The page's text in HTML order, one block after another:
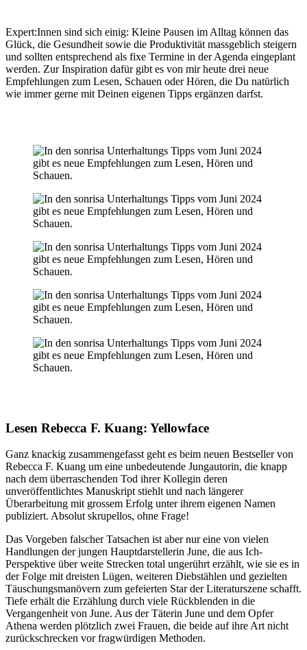
Expert:Innen sind sich einig: Kleine Pausen im Alltag können das
Glück, die Gesundheit sowie die Produktivität massgeblich steigern
und sollten entsprechend als fixe Termine in der Agenda eingeplant
werden. Zur Inspiration dafür gibt es von mir heute drei neue
Empfehlungen zum Lesen, Schauen oder Hören, die Du natürlich
wie immer gerne mit Deinen eigenen Tipps ergänzen darfst.
Lesen Rebecca F. Kuang: Yellowface
Ganz knackig zusammengefasst geht es beim neuen Bestseller von
Rebecca F. Kuang um eine unbedeutende Jungautorin, die knapp
nach dem überraschenden Tod ihrer Kollegin deren
unveröffentlichtes Manuskript stiehlt und nach längerer
Überarbeitung mit grossem Erfolg unter ihrem eigenen Namen
publiziert. Absolut skrupellos, ohne Frage!
Das Vorgeben falscher Tatsachen ist aber nur eine von vielen
Handlungen der jungen Hauptdarstellerin June, die aus Ich-
Perspektive über weite Strecken total ungerührt erzählt, wie sie es in
der Folge mit dreisten Lügen, weiteren Diebstählen und gezielten
Täuschungsmanövern zum gefeierten Star der Literaturszene schafft.
Tiefe erhält die Erzählung durch viele Rückblenden in die
Vergangenheit von June. Aus der Täterin June und dem Opfer
Athena werden plötzlich zwei Frauen, die beide auf ihre Art nicht
zurückschrecken vor fragwürdigen Methoden.